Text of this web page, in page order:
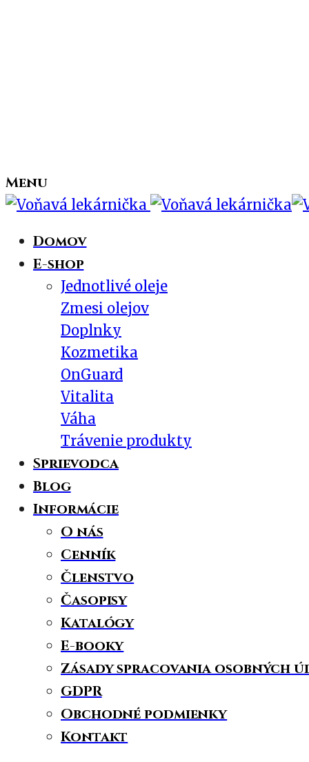
Menu
Domov
E-shop
Jednotlivé oleje
Zmesi olejov
Doplnky
Kozmetika
OnGuard
Vitalita
Váha
Trávenie produkty
Sprievodca
Blog
Informácie
O nás
Cenník
Členstvo
Časopisy
Katalógy
E-booky
Zásady spracovania osobných
GDPR
Obchodné podmienky
Kontakt